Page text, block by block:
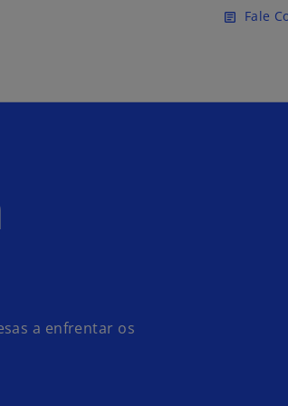
Pular para o conteúdo
article Fale
a enfrentar os